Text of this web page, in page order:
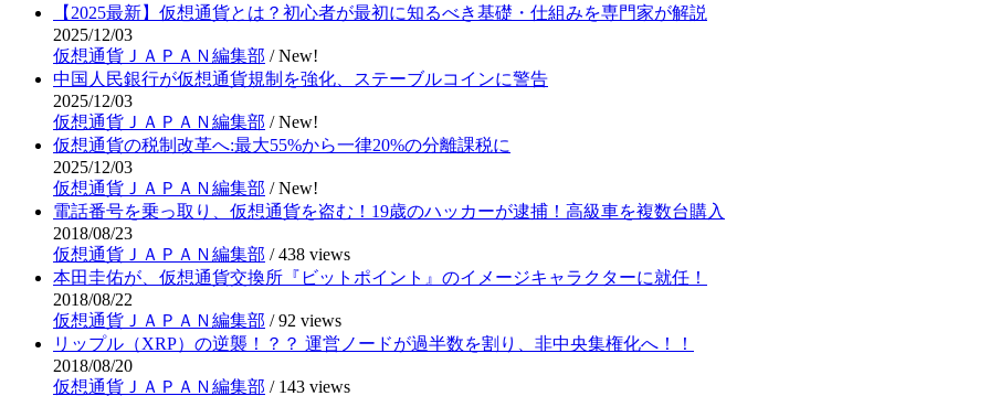
【2025最新】仮想通貨とは？初心者が最初に知るべき基礎・仕組みを専門家が解説
2025/12/03
仮想通貨ＪＡＰＡＮ編集部 /New!
中国人民銀行が仮想通貨規制を強化、ステーブルコインに警告
2025/12/03
仮想通貨ＪＡＰＡＮ編集部 /New!
仮想通貨の税制改革へ:最大55%から一律20%の分離課税に
2025/12/03
仮想通貨ＪＡＰＡＮ編集部 /New!
電話番号を乗っ取り、仮想通貨を盗む！19歳のハッカーが逮捕！高級車を複数台購入
2018/08/23
仮想通貨ＪＡＰＡＮ編集部 /438 views
本田圭佑が、仮想通貨交換所『ビットポイント』のイメージキャラクターに就任！
2018/08/22
仮想通貨ＪＡＰＡＮ編集部 /92 views
リップル（XRP）の逆襲！？？ 運営ノードが過半数を割り、非中央集権化へ！！
2018/08/20
仮想通貨ＪＡＰＡＮ編集部 / 143 views